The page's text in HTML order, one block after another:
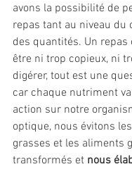
avons la possibilité de
repas tant au niveau du
des quantités. Un
être ni trop copieux, ni
digérer, tout est une
car chaque nutriment
action sur notre
optique, nous évitons
grasses et les aliments
transformés et nous